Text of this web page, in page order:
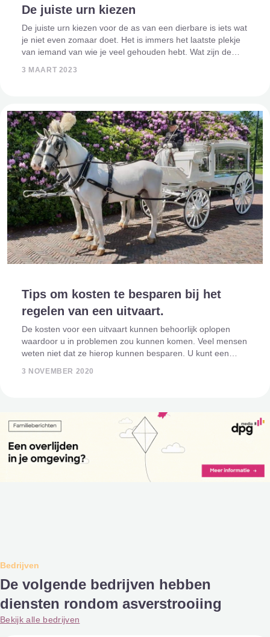
De juiste urn kiezen
De juiste urn kiezen voor de as van een dierbare is iets wat
je niet even zomaar doet. Het is immers het laatste plekje
van iemand van wie je veel gehouden hebt. Wat zijn de
3 MAART 2023
Tips om kosten te besparen bij het
regelen van een uitvaart.
De kosten voor een uitvaart kunnen behoorlijk oplopen
waardoor u in problemen zou kunnen komen. Veel mensen
weten niet dat ze hierop kunnen besparen. U kunt een
3 NOVEMBER 2020
Bedrijven
De volgende bedrijven hebben
diensten rondom asverstrooiing
Bekijk alle bedrijven